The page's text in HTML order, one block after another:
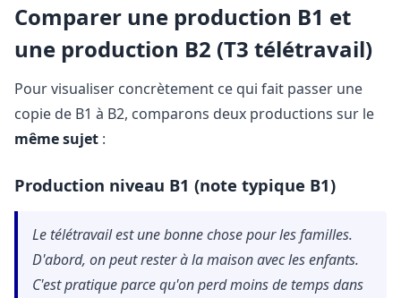
Comparer une production B1 et
une production B2 (T3 télétravail)
Pour visualiser concrètement ce qui fait passer une
copie de B1 à B2, comparons deux productions sur le
même sujet :
Production niveau B1 (note typique B1)
Le télétravail est une bonne chose pour les familles.
D'abord, on peut rester à la maison avec les enfants.
C'est pratique parce qu'on perd moins de temps dans